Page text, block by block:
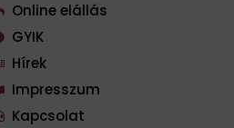
Online elállás
GYIK
Hírek
Impresszum
Kapcsolat